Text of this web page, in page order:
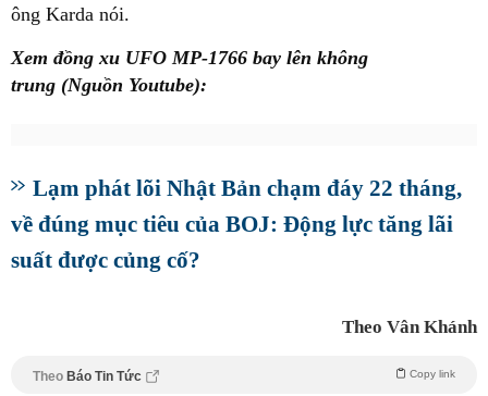
ông Karda nói.
Xem đồng xu UFO MP-1766 bay lên không
trung (Nguồn Youtube):
Lạm phát lõi Nhật Bản chạm đáy 22 tháng,
về đúng mục tiêu của BOJ: Động lực tăng lãi
suất được củng cố?
Theo Vân Khánh
Theo Báo Tin Tức Copy link